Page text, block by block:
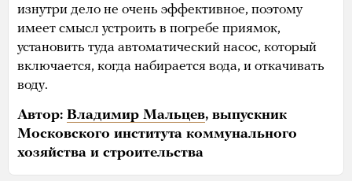
изнутри дело не очень эффективное, поэтому
имеет смысл устроить в погребе приямок,
установить туда автоматический насос, который
включается, когда набирается вода, и откачивать
воду.
Автор: Владимир Мальцев, выпускник
Московского института коммунального
хозяйства и строительства